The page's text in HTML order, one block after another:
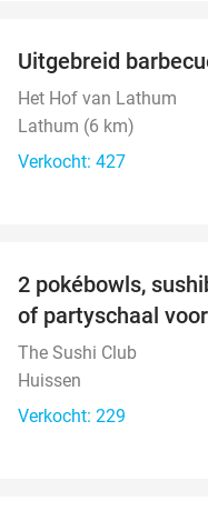
Uitgebreid
Het Hof van Lathum
Lathum (6 km)
Verkocht: 427
2 pokébowls,
of partyschaal
The Sushi Club
Huissen
Verkocht: 229